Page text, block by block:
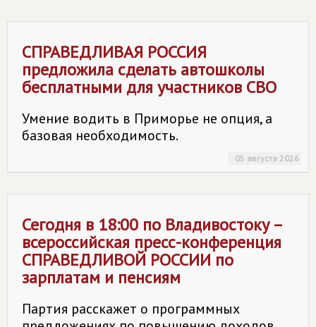
СПРАВЕДЛИВАЯ РОССИЯ
предложила сделать автошколы
бесплатными для участников СВО
Умение водить в Приморье не опция, а
базовая необходимость.
05 августа 2026
Сегодня в 18:00 по Владивостоку –
всероссийская пресс-конференция
СПРАВЕДЛИВОЙ РОССИИ по
зарплатам и пенсиям
Партия расскажет о программных